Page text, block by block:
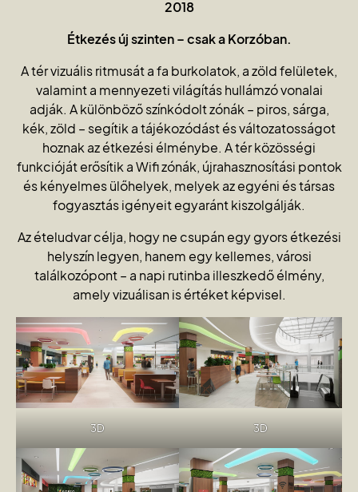
2018
Étkezés új szinten – csak a Korzóban.
A tér vizuális ritmusát a fa burkolatok, a zöld felületek,
valamint a mennyezeti világítás hullámzó vonalai
adják. A különböző színkódolt zónák – piros, sárga,
kék, zöld – segítik a tájékozódást és változatosságot
hoznak az étkezési élménybe. A tér közösségi
funkcióját erősítik a Wifi zónák, újrahasznosítási pontok
és kényelmes ülőhelyek, melyek az egyéni és társas
fogyasztás igényeit egyaránt kiszolgálják.
Az ételudvar célja, hogy ne csupán egy gyors étkezési
helyszín legyen, hanem egy kellemes, városi
találkozópont – a napi rutinba illeszkedő élmény,
amely vizuálisan is értéket képvisel.
3D 3D